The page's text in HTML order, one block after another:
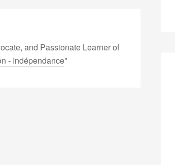
and Passionate Learner of
- Indépendance"